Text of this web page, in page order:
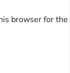
browser for the